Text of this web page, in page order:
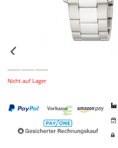
Nicht auf Lager